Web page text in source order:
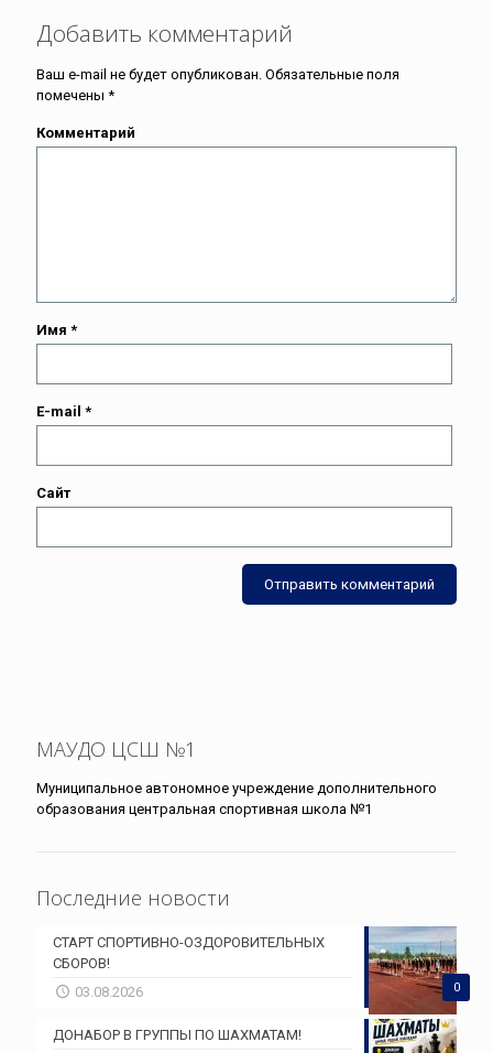
Добавить комментарий
Ваш e-mail не будет опубликован. Обязательные поля
помечены *
Комментарий
Имя *
E-mail *
Сайт
МАУДО ЦСШ №1
Муниципальное автономное учреждение дополнительного
образования центральная спортивная школа №1
Последние новости
0
СТАРТ СПОРТИВНО-ОЗДОРОВИТЕЛЬНЫХ
СБОРОВ!
03.08.2026
ДОНАБОР В ГРУППЫ ПО ШАХМАТАМ!